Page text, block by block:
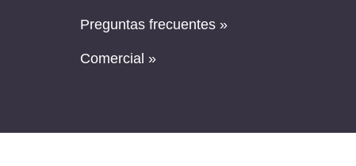
Preguntas frecuentes »
Comercial »